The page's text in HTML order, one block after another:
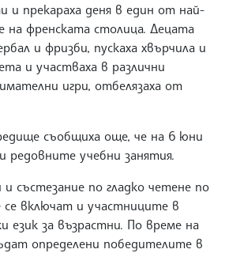
и прекараха деня в един от най-
на френската столица. Децата
и фризби, пускаха хвърчила и
и участваха в различни
игри, отбелязаха от
съобщиха още, че на 6 юни
редовните учебни занятия.
състезание по гладко четене по
се включат и участниците в
език за възрастни. По време на
определени победителите в